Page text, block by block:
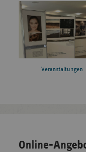
Veranstaltungen
Online-